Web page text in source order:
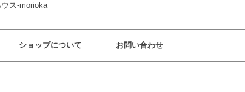
ス-morioka
ショップについて お問い合わせ